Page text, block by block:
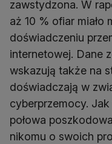
zawstydzona. W
aż 10 % ofiar miało
doświadczeniu
internetowej. Dane
wskazują także na
doświadczają w
cyberprzemocy.
połowa
nikomu o swoich